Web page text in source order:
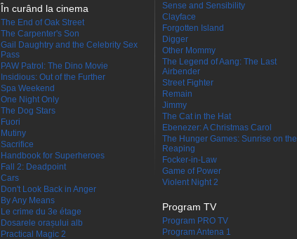
În curând la cinema
The End of Oak Street
The Carpenter's Son
Gail Daughtry and the Celebrity Sex
Pass
PAW Patrol: The Dino Movie
Insidious: Out of the Further
Spa Weekend
One Night Only
The Dog Stars
Fuori
Mutiny
Sacrifice
Handbook for Superheroes
Fall 2: Deadpoint
Cars
Don't Look Back in Anger
By Any Means
Le crime du 3e étage
Dosarele orașului alb
Practical Magic 2
Sense and Sensibility
Clayface
Forgotten Island
Digger
Other Mommy
The Legend of Aang: The Last
Airbender
Street Fighter
Remain
Jimmy
The Cat in the Hat
Ebenezer: A Christmas Carol
The Hunger Games: Sunrise on the
Reaping
Focker-in-Law
Game of Power
Violent Night 2
Program TV
Program PRO TV
Program Antena 1